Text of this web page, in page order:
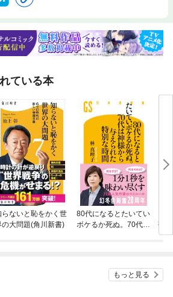
ンド某月某日 只今、神と交信中 ： 「悪霊が
ける認知症は… 某月某日 「濃い」と「薄
んだ？ 某月某日 希死念慮 ： 「もう消え
赤字患者 ： ３泊４日スピード退院某月某
ませんか？ 某月某日 オンライン診断 ：
がれのがれて精神科某月某日 医者がうつに
ケ某月某日 未練 ： 「メスを置いた自
人 ： 「３年続けたら楽しくなるから」 某
同士の結婚生活某月某日 別れたい ： 男
月某日 ２つの依存 ： 承認欲求の底なし沼
： 人は依存しないと生きていけない第３
も某月某日 オソマ ： 深夜の食事は命取り
あなたには精神科医の資格がない」 某月
る仕事某月某日 救急拒否 ： 診察室の海
行ける場所はここしかない某月某日 一難
ですか？」 某月某日 恋愛御法度 ： 男
某日 「大谷翔平クンになりたい」 ： 厄介
ですよね」 ： 躁うつの波はジェットコー
るか某月某日 「先生のおかげです」 ：
月某日 「俺はアル中じゃない！」 ： 否認の
ている本
らないと恥をかく世
の大問題(角川新書)
80代になるとたいてい
ボケるか死ぬ。70代は
強
書）
もっと見る